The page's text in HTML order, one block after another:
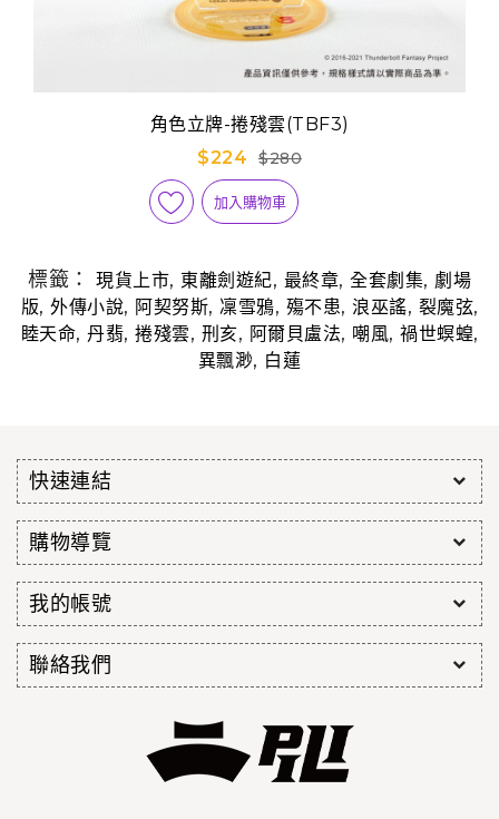
角色立牌-捲殘雲(TBF3)
$224
$280
加入購物車
標籤： 現貨上市, 東離劍遊紀, 最終章, 全套劇集, 劇場
版, 外傳小說, 阿契努斯, 凜雪鴉, 殤不患, 浪巫謠, 裂魔弦,
睦天命, 丹翡, 捲殘雲, 刑亥, 阿爾貝盧法, 嘲風, 禍世螟蝗,
異飄渺, 白蓮
快速連結
購物導覽
我的帳號
聯絡我們